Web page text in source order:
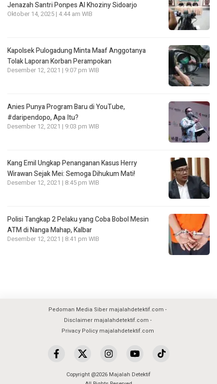
Jenazah Santri Ponpes Al Khoziny Sidoarjo
Oktober 14, 2025 | 4:44 am WIB
Kapolsek Pulogadung Minta Maaf Anggotanya
Tolak Laporan Korban Perampokan
Desember 12, 2021 | 9:07 pm WIB
Anies Punya Program Baru di YouTube,
#daripendopo, Apa Itu?
Desember 12, 2021 | 9:03 pm WIB
Kang Emil Ungkap Penanganan Kasus Herry
Wirawan Sejak Mei: Semoga Dihukum Mati!
Desember 12, 2021 | 8:45 pm WIB
Polisi Tangkap 2 Pelaku yang Coba Bobol Mesin
ATM di Nanga Mahap, Kalbar
Desember 12, 2021 | 8:41 pm WIB
Pedoman Media Siber majalahdetektif.com
Disclaimer majalahdetektif.com
Privacy Policy majalahdetektif.com
Copyright @2026 Majalah Detektif